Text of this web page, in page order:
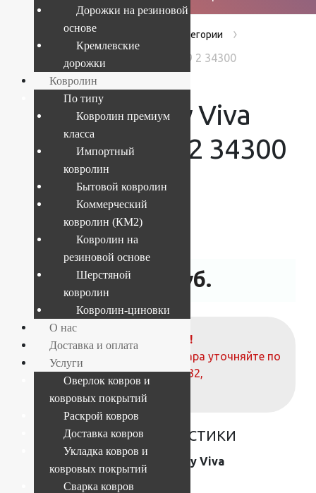
› Products Без категории ›
Ковер Shaggy Viva 2x2.9 м 1039 2 34300
Ковер Shaggy Viva
2×2.9 м 1039 2 34300
Текущий размер:2x2.9 м
Артикул:
4841227946919
11 252 руб.
ВНИМАНИЕ!
О наличие и стоимости товара уточняйте по
телефонам:+7 (812) 377-09-32,
+7 (967) 346-75-44
ОСНОВНЫЕ ХАРАКТЕРИСТИКИ
Shaggy Viva
Размер (м)
Дорожки на резиновой
основе
Кремлевские
дорожки
Ковролин
По типу
Ковролин премиум
класса
Импортный
ковролин
Бытовой ковролин
Коммерческий
ковролин (КМ2)
Ковролин на
резиновой основе
Шерстяной
ковролин
Ковролин-циновки
О нас
Доставка и оплата
Услуги
Оверлок ковров и
ковровых покрытий
Раскрой ковров
Доставка ковров
Укладка ковров и
ковровых покрытий
Сварка ковров